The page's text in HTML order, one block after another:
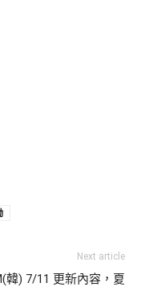
Next article
韓) 7/11 更新內容，夏